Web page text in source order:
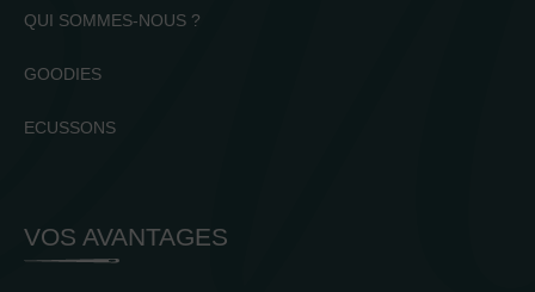
QUI SOMMES-NOUS ?
GOODIES
ECUSSONS
VOS AVANTAGES